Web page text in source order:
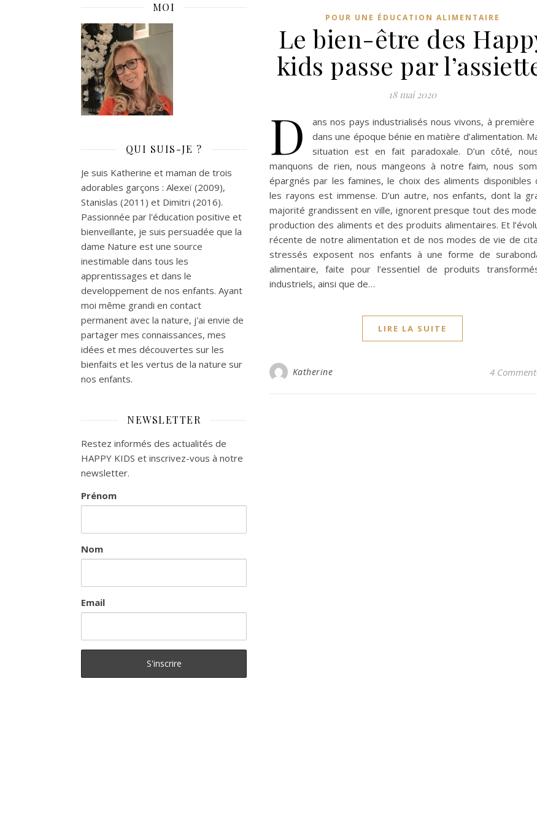
MOI
QUI SUIS-JE ?
Je suis Katherine et maman de trois
adorables garçons : Alexeï (2009),
Stanislas (2011) et Dimitri (2016).
Passionnée par l'éducation positive et
bienveillante, je suis persuadée que la
dame Nature est une source
inestimable dans tous les
apprentissages et dans le
developpement de nos enfants. Ayant
moi même grandi en contact
permanent avec la nature, j'ai envie de
partager mes connaissances, mes
idées et mes découvertes sur les
bienfaits et les vertus de la nature sur
nos enfants.
NEWSLETTER
Restez informés des actualités de
HAPPY KIDS et inscrivez-vous à notre
newsletter.
Prénom
Nom
Email
POUR UNE ÉDUCATION ALIMENTAIRE
Le bien-être des
kids passe par
18 mai 2020
D
ans nos pays industrialisés nous vivons, à première
dans une époque bénie en matière d’alimentation.
situation est en fait paradoxale. D’un côté,
manquons de rien, nous mangeons à notre faim, nous
épargnés par les famines, le choix des aliments disponibles
les rayons est immense. D’un autre, nos enfants, dont la
majorité grandissent en ville, ignorent presque tout des
production des aliments et des produits alimentaires. Et
récente de notre alimentation et de nos modes de vie de
stressés exposent nos enfants à une forme de
alimentaire, faite pour l’essentiel de produits
industriels, ainsi que de…
LIRE LA SUITE
Katherine 4